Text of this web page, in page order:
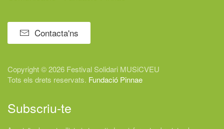
Contacta'ns
Copyright © 2026 Festival Solidari MUSiCVEU
Tots els drets reservats. Fundació Pinnae
Subscriu-te